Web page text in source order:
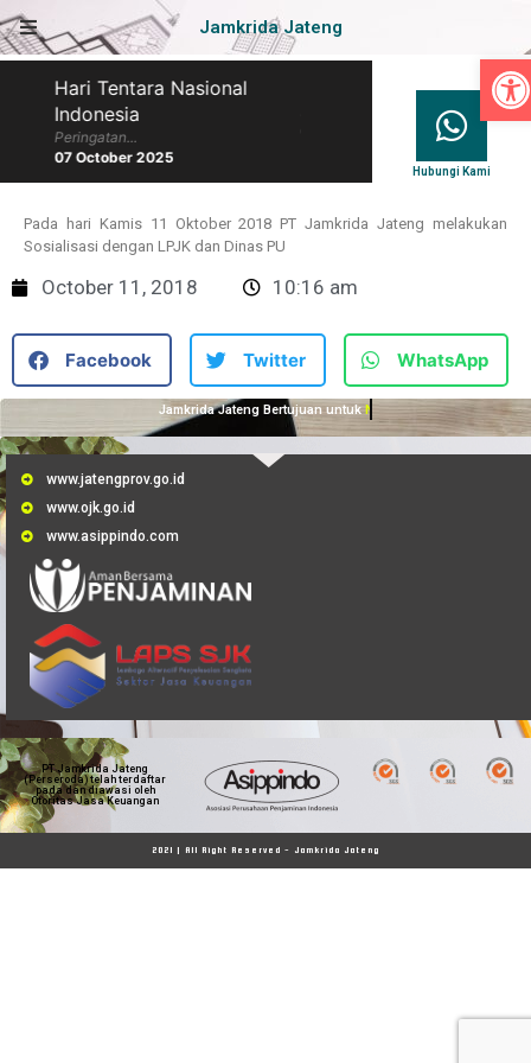
Jamkrida Jateng
Hari Tentara Nasional
Indonesia
Peringatan...
07 October 2025
Hari Batik Nasional
Hubungi Kami
Pada hari Kamis 11 Oktober 2018 PT Jamkrida Jateng melakukan
Sosialisasi dengan LPJK dan Dinas PU
October 11, 2018 10:16 am
Facebook Twitter WhatsApp
Jamkrida Jateng Bertujuan untuk Membantu UMKM
www.jatengprov.go.id
www.ojk.go.id
www.asippindo.com
PT Jamkrida Jateng
(Perseroda) telah terdaftar
pada dan diawasi oleh
Otoritas Jasa Keuangan
2021 | All Right Reserved - Jamkrida Jateng